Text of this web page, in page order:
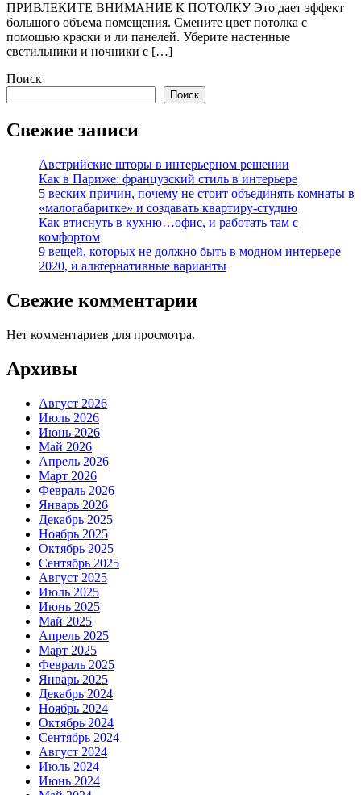
ПРИВЛЕКИТЕ ВНИМАНИЕ К ПОТОЛКУ Это дает эффект
большого объема помещения. Смените цвет потолка с
помощью краски и ли панелей. Уберите настенные
светильники и ночники с […]
Поиск
Поиск
Свежие записи
Австрийские шторы в интерьерном решении
Как в Париже: французский стиль в интерьере
5 веских причин, почему не стоит объединять комнаты в
«малогабаритке» и создавать квартиру-студию
Как втиснуть в кухню…офис, и работать там с
комфортом
9 вещей, которых не должно быть в модном интерьере
2020, и альтернативные варианты
Свежие комментарии
Нет комментариев для просмотра.
Архивы
Август 2026
Июль 2026
Июнь 2026
Май 2026
Апрель 2026
Март 2026
Февраль 2026
Январь 2026
Декабрь 2025
Ноябрь 2025
Октябрь 2025
Сентябрь 2025
Август 2025
Июль 2025
Июнь 2025
Май 2025
Апрель 2025
Март 2025
Февраль 2025
Январь 2025
Декабрь 2024
Ноябрь 2024
Октябрь 2024
Сентябрь 2024
Август 2024
Июль 2024
Июнь 2024